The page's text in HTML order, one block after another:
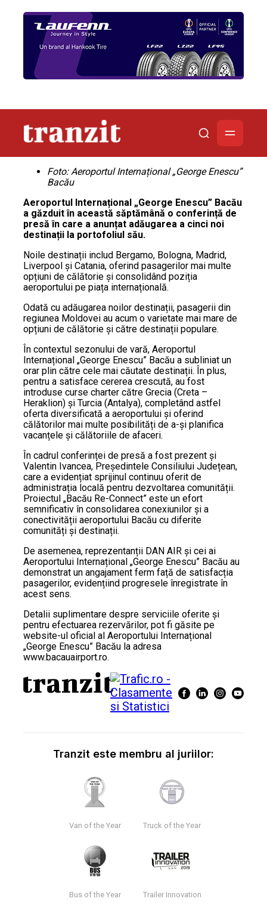
Foto: Aeroportul Internațional „George Enescu”
Bacău
Aeroportul Internațional „George Enescu” Bacău
a găzduit în această săptămână o conferință de
presă în care a anunțat adăugarea a cinci noi
destinații la portofoliul său.
Noile destinații includ Bergamo, Bologna, Madrid,
Liverpool și Catania, oferind pasagerilor mai multe
opțiuni de călătorie și consolidând poziția
aeroportului pe piața internațională.
Odată cu adăugarea noilor destinații, pasagerii din
regiunea Moldovei au acum o varietate mai mare de
opțiuni de călătorie și către destinații populare.
În contextul sezonului de vară, Aeroportul
Internațional „George Enescu” Bacău a subliniat un
orar plin către cele mai căutate destinații. În plus,
pentru a satisface cererea crescută, au fost
introduse curse charter către Grecia (Creta –
Heraklion) și Turcia (Antalya), completând astfel
oferta diversificată a aeroportului și oferind
călătorilor mai multe posibilități de a-și planifica
vacanțele și călătoriile de afaceri.
În cadrul conferinței de presă a fost prezent și
Valentin Ivancea, Președintele Consiliului Județean,
care a evidențiat sprijinul continuu oferit de
administrația locală pentru dezvoltarea comunității.
Proiectul „Bacău Re-Connect” este un efort
semnificativ în consolidarea conexiunilor și a
conectivității aeroportului Bacău cu diferite
comunități și destinații.
De asemenea, reprezentanții DAN AIR și cei ai
Aeroportului Internațional „George Enescu” Bacău au
demonstrat un angajament ferm față de satisfacția
pasagerilor, evidențiind progresele înregistrate în
acest sens.
Detalii suplimentare despre serviciile oferite și
pentru efectuarea rezervărilor, pot fi găsite pe
website-ul oficial al Aeroportului Internațional
„George Enescu” Bacău la adresa
www.bacauairport.ro.
Tranzit este membru al juriilor:
Van of the Year Truck of the Year
Bus of the Year Trailer Innovation